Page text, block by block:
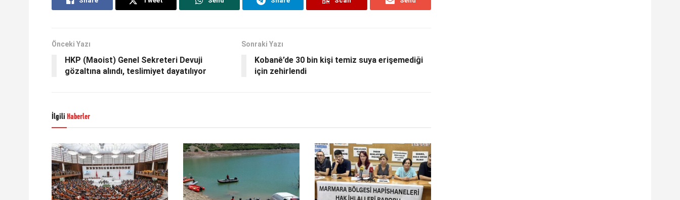
Önceki Yazı
HKP (Maoist) Genel Sekreteri Devuji
gözaltına alındı, teslimiyet dayatılıyor
Sonraki Yazı
Kobanê’de 30 bin kişi temiz suya erişemediği
için zehirlendi
İlgili Haberler